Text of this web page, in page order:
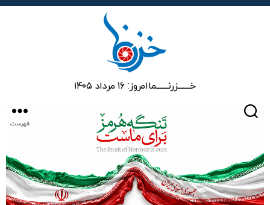
خـــــــزرنـــــــماامروز: ۱۶ مرداد ۱۴۰۵
فهرست